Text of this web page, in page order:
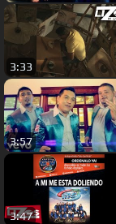
3:33
3:57
3:47